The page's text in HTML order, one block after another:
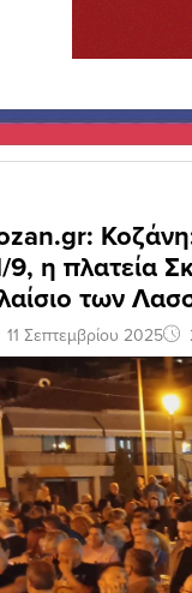
9, η πλατεία
των
11 Σεπτεμβρίου 2025